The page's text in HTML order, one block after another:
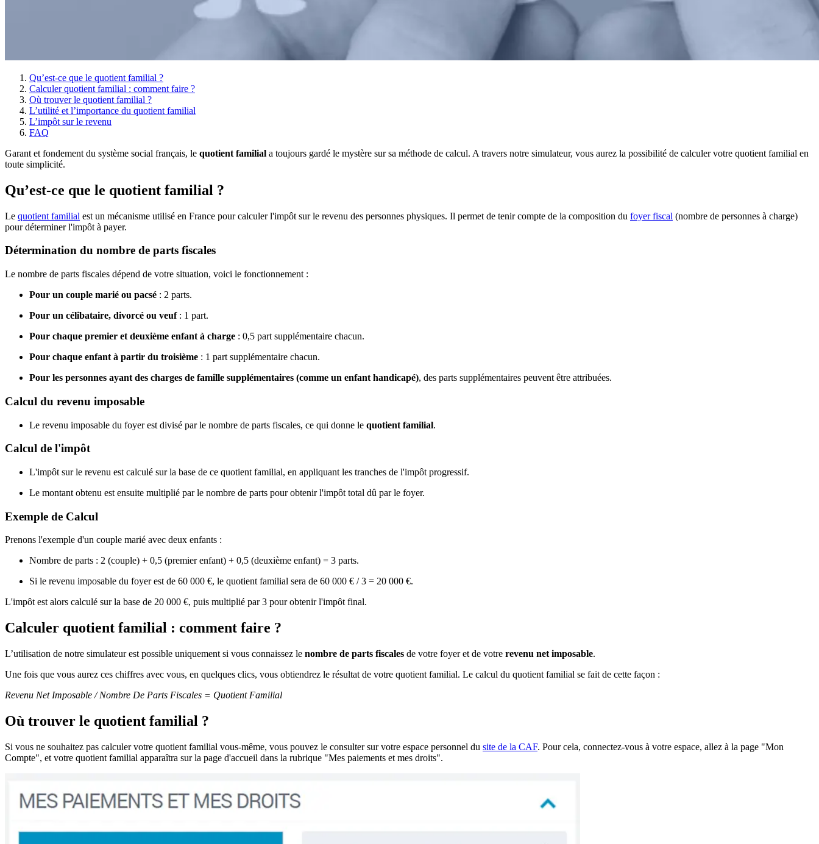
Qu’est-ce que le quotient familial ?
Calculer quotient familial : comment faire ?
Où trouver le quotient familial ?
L’utilité et l’importance du quotient familial
L’impôt sur le revenu
FAQ
Garant et fondement du système social français, le quotient familial a toujours gardé le mystère sur sa méthode de calcul. A travers notre simulateur, vous aurez la possibilité de calculer votre quotient familial en
toute simplicité.
Qu’est-ce que le quotient familial ?
Le quotient familial est un mécanisme utilisé en France pour calculer l'impôt sur le revenu des personnes physiques. Il permet de tenir compte de la composition du foyer fiscal (nombre de personnes à charge)
pour déterminer l'impôt à payer.
Détermination du nombre de parts fiscales
Le nombre de parts fiscales dépend de votre situation, voici le fonctionnement :
Pour un couple marié ou pacsé : 2 parts.
Pour un célibataire, divorcé ou veuf: 1 part.
Pour chaque premier et deuxième enfant à charge : 0,5 part supplémentaire chacun.
Pour chaque enfant à partir du troisième : 1 part supplémentaire chacun.
Pour les personnes ayant des charges de famille supplémentaires (comme un enfant handicapé), des parts supplémentaires peuvent être attribuées.
Calcul du revenu imposable
Le revenu imposable du foyer est divisé par le nombre de parts fiscales, ce qui donne le quotient familial.
Calcul de l'impôt
L'impôt sur le revenu est calculé sur la base de ce quotient familial, en appliquant les tranches de l'impôt progressif.
Le montant obtenu est ensuite multiplié par le nombre de parts pour obtenir l'impôt total dû par le foyer.
Exemple de Calcul
Prenons l'exemple d'un couple marié avec deux enfants :
Nombre de parts : 2 (couple) + 0,5 (premier enfant) + 0,5 (deuxième enfant) = 3 parts.
Si le revenu imposable du foyer est de 60 000 €, le quotient familial sera de 60 000 € / 3 = 20 000 €.
L'impôt est alors calculé sur la base de 20 000 €, puis multiplié par 3 pour obtenir l'impôt final.
Calculer quotient familial : comment faire ?
L’utilisation de notre simulateur est possible uniquement si vous connaissez le nombre de parts fiscales de votre foyer et de votre revenu net imposable.
Une fois que vous aurez ces chiffres avec vous, en quelques clics, vous obtiendrez le résultat de votre quotient familial. Le calcul du quotient familial se fait de cette façon :
Revenu Net Imposable / Nombre De Parts Fiscales = Quotient Familial
Où trouver le quotient familial ?
Si vous ne souhaitez pas calculer votre quotient familial vous-même, vous pouvez le consulter sur votre espace personnel du site de la CAF. Pour cela, connectez-vous à votre espace, allez à la page "Mon
Compte", et votre quotient familial apparaîtra sur la page d'accueil dans la rubrique "Mes paiements et mes droits".